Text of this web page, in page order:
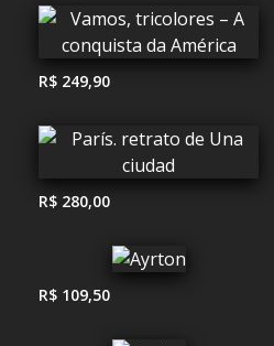
R$ 249,90
R$ 280,00
R$ 109,50